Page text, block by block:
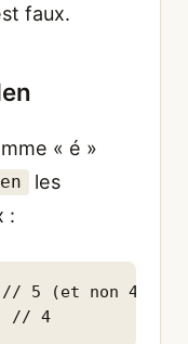
faux.
« é »
les
:
5 (et non 4)
// 4